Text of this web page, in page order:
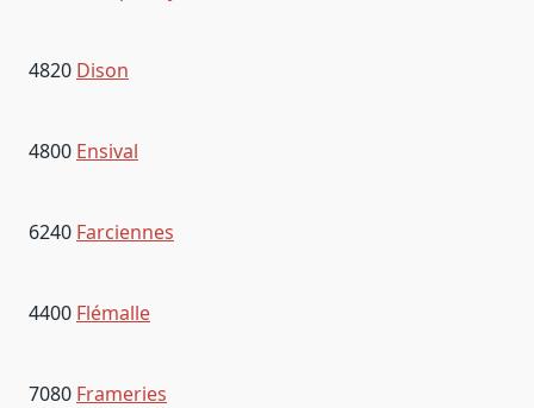
4820 Dison
4800 Ensival
6240 Farciennes
4400 Flémalle
7080 Frameries